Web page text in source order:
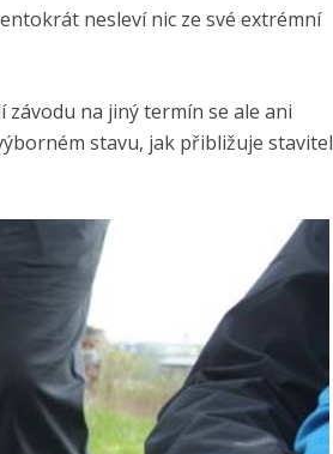
nesleví nic ze své extrémní
na jiný termín se ale ani
stavu, jak přibližuje stavitel